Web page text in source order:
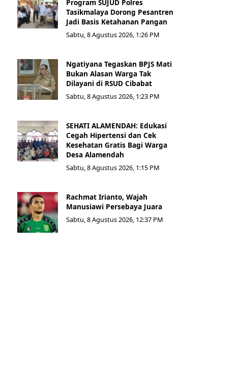
Program SUJUD Polres
Tasikmalaya Dorong Pesantren
Jadi Basis Ketahanan Pangan
Sabtu, 8 Agustus 2026, 1:26 PM
Ngatiyana Tegaskan BPJS Mati
Bukan Alasan Warga Tak
Dilayani di RSUD Cibabat
Sabtu, 8 Agustus 2026, 1:23 PM
SEHATI ALAMENDAH: Edukasi
Cegah Hipertensi dan Cek
Kesehatan Gratis Bagi Warga
Desa Alamendah
Sabtu, 8 Agustus 2026, 1:15 PM
Rachmat Irianto, Wajah
Manusiawi Persebaya Juara
Sabtu, 8 Agustus 2026, 12:37 PM